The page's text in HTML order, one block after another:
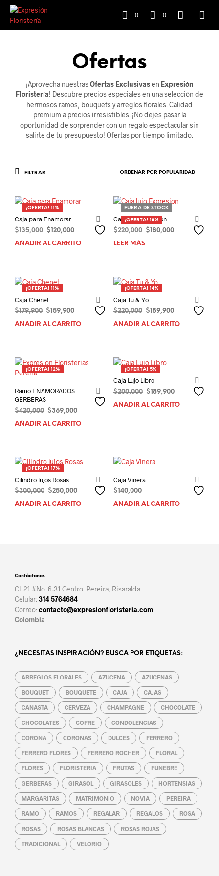
0 0
Ofertas
¡Aprovecha nuestras Ofertas Exclusivasen Expresión
Floristería! Descubre precios especiales en una selección de
hermosos ramos, bouquets y arreglos florales. Calidad
premium a precios irresistibles. ¡No dejes pasar la
oportunidad de sorprender con un regalo espectacular sin
salirte de tu presupuesto! Ofertas por tiempo limitado.
FILTRAR
¡OFERTA! 11%
Caja para Enamorar
$135,000
El
precio
$120,000El
precio
AÑADIR AL CARRITO
FUERA DE STOCK
¡OFERTA! 18%
Caja lujo Expresion
$220,000
El
precio
$180,000El
LEER MÁS
¡OFERTA! 11%
Caja Chenet
$179,900
El
precio
$159,900El
precio
AÑADIR AL CARRITO
¡OFERTA! 14%
Caja Tu & Yo
$220,000
El
precio
$189,900El
precio
AÑADIR AL CARRITO
¡OFERTA! 12%
Ramo ENAMORADOS
GERBERAS
$420,000
El
precio
$369,000El
precio
AÑADIR AL CARRITO
¡OFERTA! 5%
Caja Lujo Libro
$200,000
El
precio
$189,900El
precio
AÑADIR AL CARRITO
¡OFERTA! 17%
Cilindro lujos Rosas
$300,000
El
precio
$250,000El
precio
AÑADIR AL CARRITO
Caja Vinera
$ 140,000
AÑADIR AL CARRITO
Contáctanos
Cl. 21 #No. 6-31 Centro. Pereira, Risaralda
Celular:314 5764684
Correo:contacto@expresionfloristeria.com
Colombia
¿NECESITAS INSPIRACIÓN? BUSCA POR ETIQUETAS:
ARREGLOS FLORALES AZUCENA AZUCENAS
BOUQUET BOUQUETE CAJA CAJAS
CANASTA CERVEZA CHAMPAGNE CHOCOLATE
CHOCOLATES COFRE CONDOLENCIAS
CORONA CORONAS DULCES FERRERO
FERRERO FLORES FERRERO ROCHER FLORAL
FLORES FLORISTERIA FRUTAS FUNEBRE
GERBERAS GIRASOL GIRASOLES HORTENSIAS
MARGARITAS MATRIMONIO NOVIA PEREIRA
RAMO RAMOS REGALAR REGALOS ROSA
ROSAS ROSAS BLANCAS ROSAS ROJAS
TRADICIONAL VELORIO